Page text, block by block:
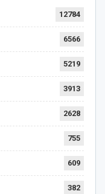
12784
6566
5219
3913
2628
755
609
382